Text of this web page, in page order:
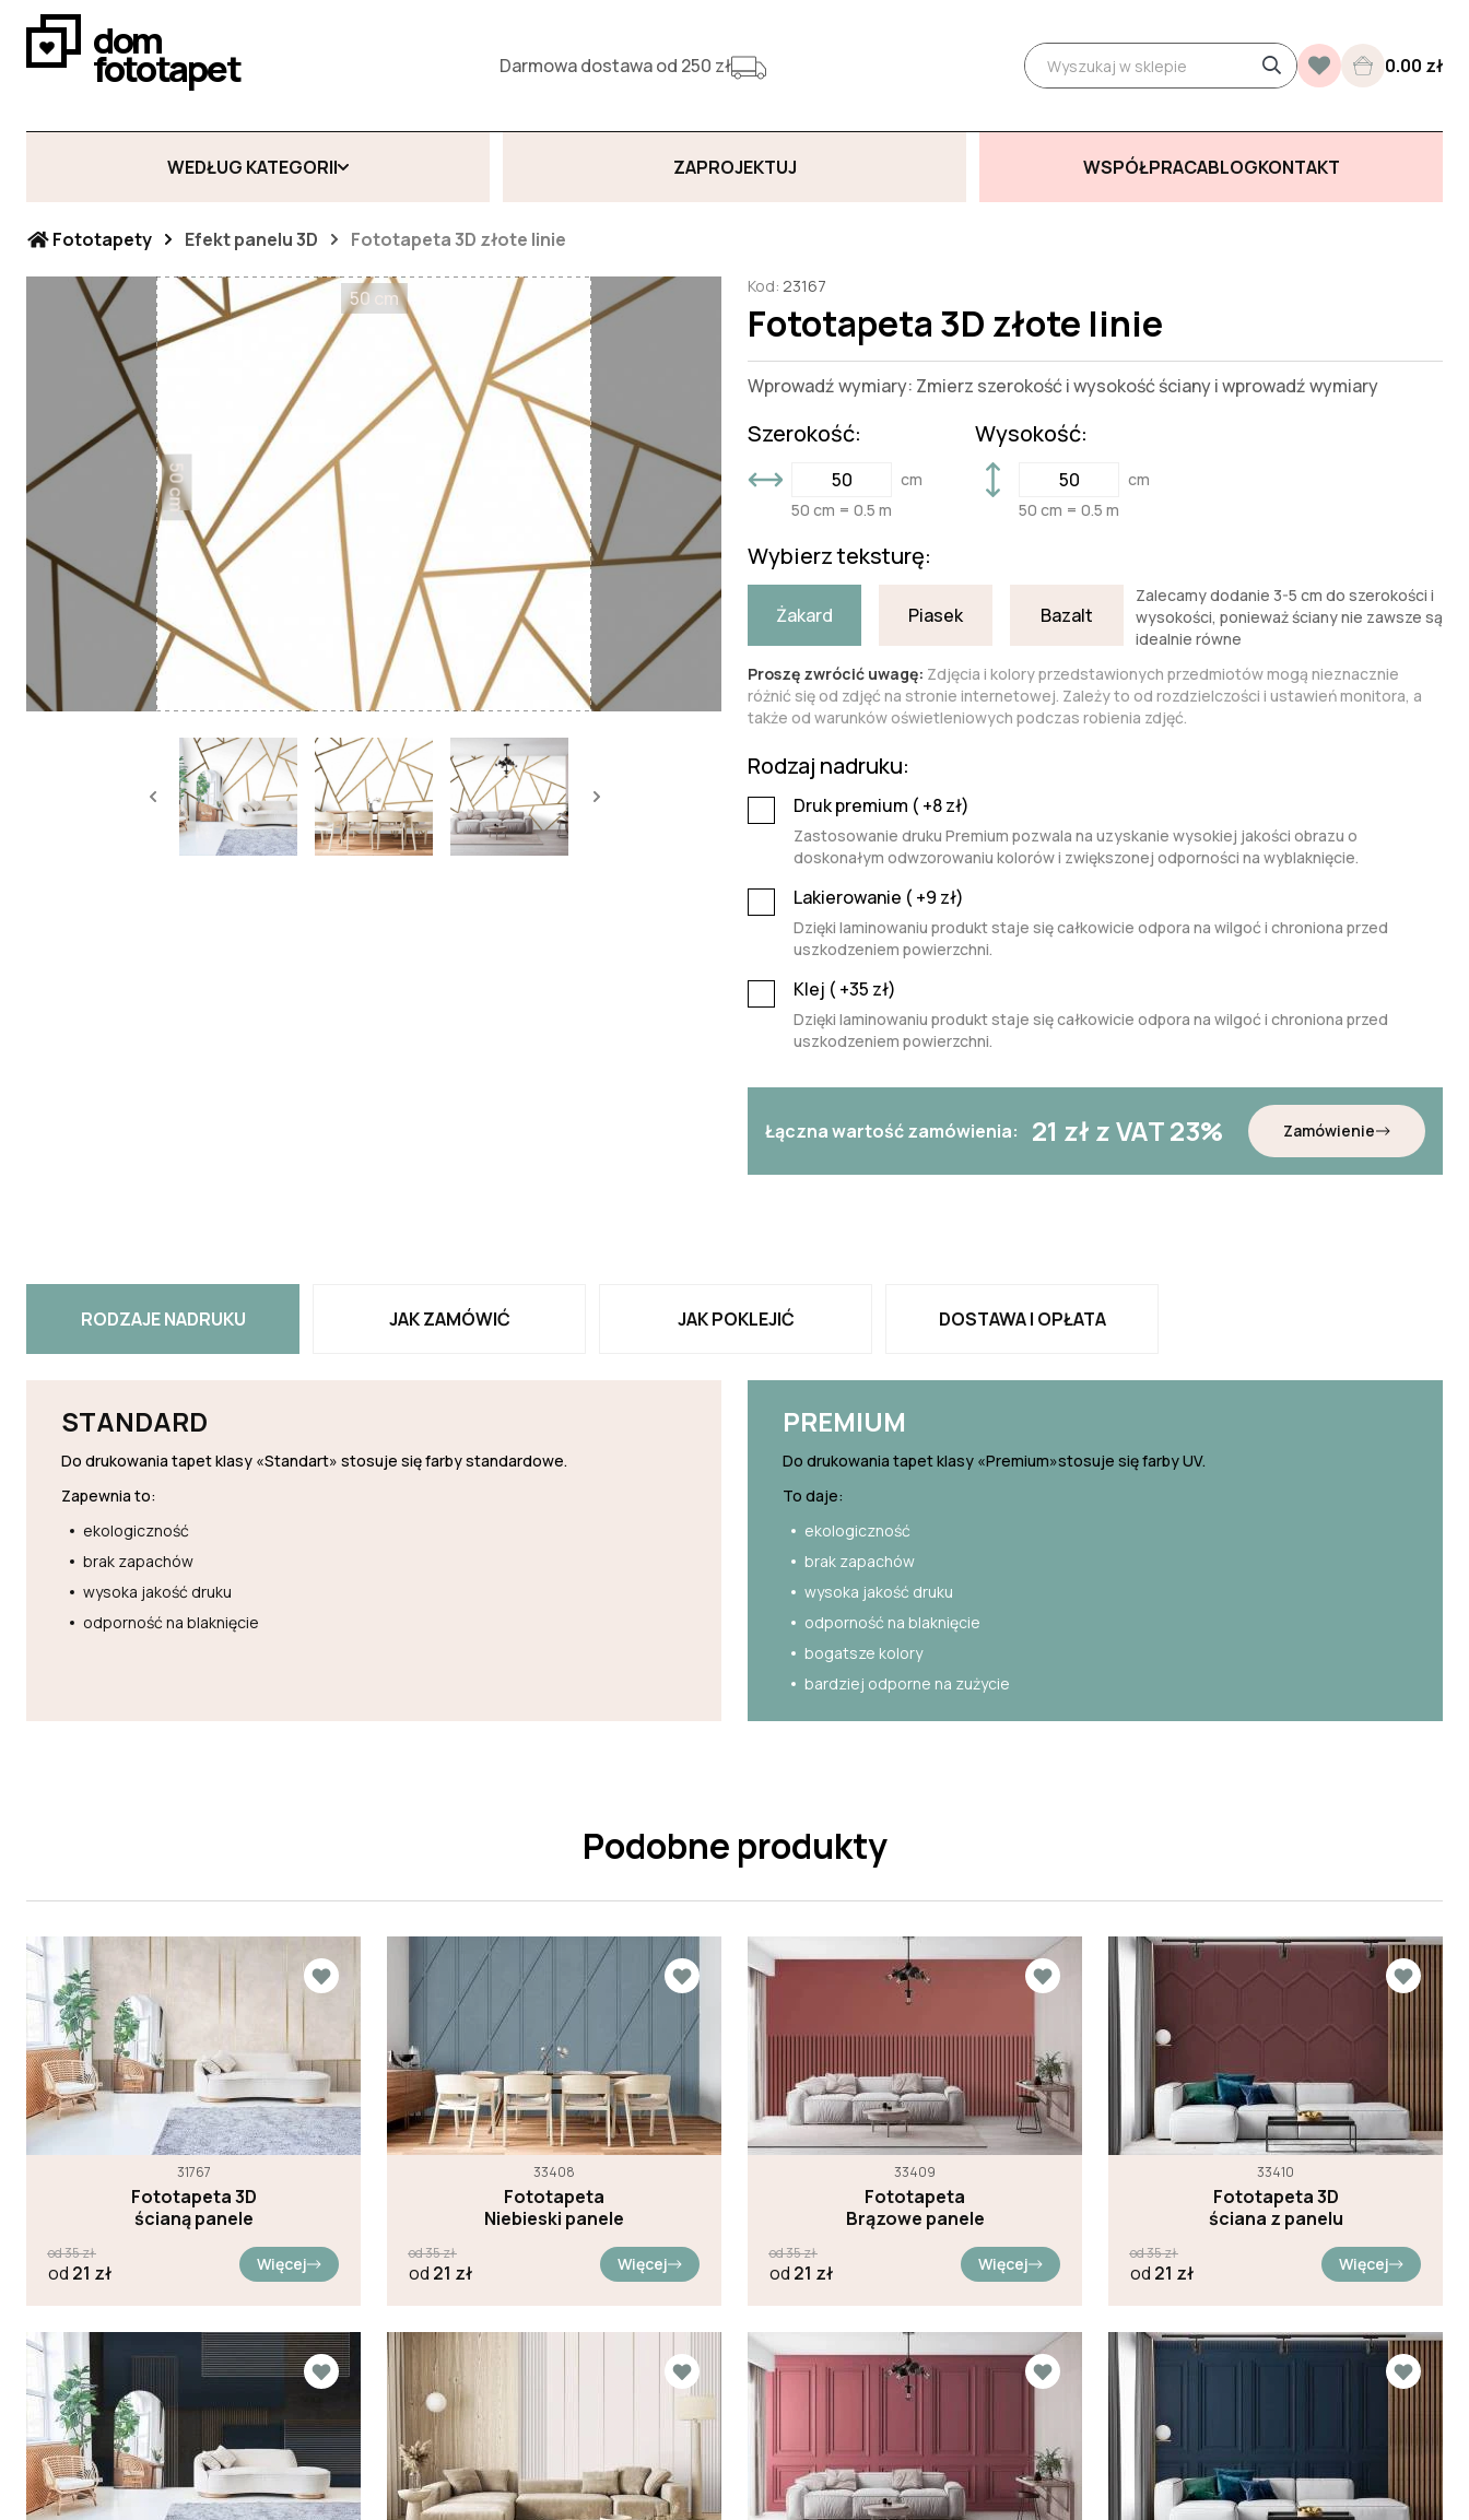
dom
fototapet Darmowa dostawa od 250 zł 0.00 zł
WEDŁUG KATEGORII ZAPROJEKTUJ WSPÓŁPRACABLOGKONTAKT
Fototapety Efekt panelu 3D Fototapeta 3D złote linie
50 cm
50 cm
Kod: 23167
Fototapeta 3D złote linie
Wprowadź wymiary: Zmierz szerokość i wysokość ściany i wprowadź wymiary
Szerokość:
cm
50 cm = 0.5 m
Wysokość:
cm
50 cm = 0.5 m
Wybierz teksturę:
Żakard Piasek Bazalt
Zalecamy dodanie 3-5 cm do szerokości i
wysokości, ponieważ ściany nie zawsze są
idealnie równe
Proszę zwrócić uwagę: Zdjęcia i kolory przedstawionych przedmiotów mogą nieznacznie
różnić się od zdjęć na stronie internetowej. Zależy to od rozdzielczości i ustawień monitora, a
także od warunków oświetleniowych podczas robienia zdjęć.
Rodzaj nadruku:
Druk premium ( +8zł)
Zastosowanie druku Premium pozwala na uzyskanie wysokiej jakości obrazu o
doskonałym odwzorowaniu kolorów i zwiększonej odporności na wyblaknięcie.
Lakierowanie ( +9 zł)
Dzięki laminowaniu produkt staje się całkowicie odpora na wilgoć i chroniona przed
uszkodzeniem powierzchni.
Klej ( +35 zł)
Dzięki laminowaniu produkt staje się całkowicie odpora na wilgoć i chroniona przed
uszkodzeniem powierzchni.
Łączna wartość zamówienia: 21 zł z VAT 23% Zamówienie
RODZAJE NADRUKU JAK ZAMÓWIĆ JAK POKLEJIĆ DOSTAWA I OPŁATA
STANDARD
Do drukowania tapet klasy «Standart» stosuje się farby standardowe.
Zapewnia to:
ekologiczność
brak zapachów
wysoka jakość druku
odporność na blaknięcie
PREMIUM
Do drukowania tapet klasy «Premium»stosuje się farby UV.
To daje:
ekologiczność
brak zapachów
wysoka jakość druku
odporność na blaknięcie
bogatsze kolory
bardziej odporne na zużycie
Podobne produkty
31767
Fototapeta 3D
ścianą panele
od35zł
od 21 zł Więcej
33408
Fototapeta
Niebieski panele
od35zł
od 21 zł Więcej
33409
Fototapeta
Brązowe panele
od35zł
od 21 zł Więcej
33410
Fototapeta 3D
ściana z panelu
od35zł
od 21 zł Więcej